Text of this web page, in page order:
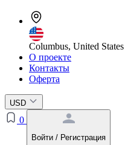
Columbus, United States
О проекте
Контакты
Оферта
USD
0
Войти / Регистрация